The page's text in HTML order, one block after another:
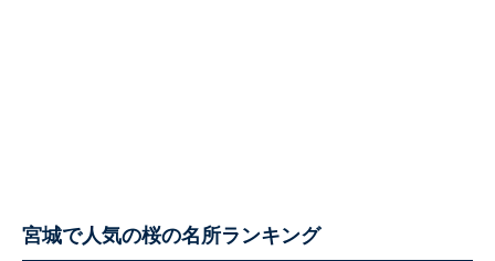
宮城で人気の桜の名所ランキング